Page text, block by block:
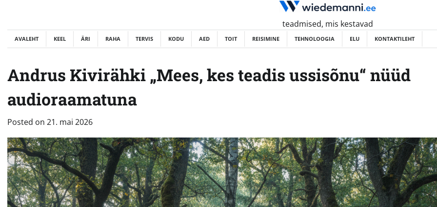
content
teadmised, mis kestavad
AVALEHT KEEL ÄRI RAHA TERVIS KODU AED TOIT REISIMINE TEHNOLOOGIA ELU KONTAKTILEHT
Andrus Kivirähki „Mees, kes teadis ussisõnu“ nüüd
audioraamatuna
Posted on 21. mai 2026